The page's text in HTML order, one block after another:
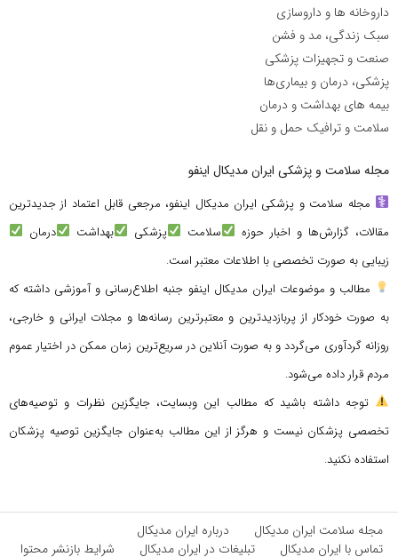
داروخانه ها و داروسازی
سبک زندگی، مد و فشن
صنعت و تجهیزات پزشکی
پزشکی، درمان و بیماری‌ها
بیمه های بهداشت و درمان
سلامت و ترافیک حمل و نقل
مجله سلامت و پزشکی ایران مدیکال اینفو
مجله سلامت و پزشکی ایران مدیکال اینفو، مرجعی قابل اعتماد از جدیدترین
مقالات، گزارش‌ها و اخبار حوزه
سلامت پزشکی بهداشت
درمان
زیبایی به صورت تخصصی با اطلاعات معتبر است.
مطالب و موضوعات ایران مدیکال اینفو جنبه اطلاع‌رسانی و آموزشی داشته که
به صورت خودکار از پربازدیدترین و معتبرترین رسانه‌ها و مجلات ایرانی و خارجی،
روزانه گردآوری می‌گردد و به صورت آنلاین در سریع‌ترین زمان ممکن در اختیار عموم
مردم قرار داده می‌شود.
توجه داشته باشید که مطالب این وبسایت، جایگزین نظرات و توصیه‌های
تخصصی پزشکان نیست و هرگز از این مطالب به‌عنوان جایگزین توصیه پزشکان
استفاده نکنید.
مجله سلامت ایران مدیکال
درباره ایران مدیکال
تماس با ایران مدیکال
تبلیغات در ایران مدیکال شرایط بازنشر محتوا